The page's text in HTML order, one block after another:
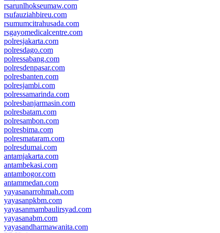
rsarunlhokseumaw.com
rsufauziahbireu.com
rsumumcitrahusada.com
rsgayomedicalcentre.com
polresjakarta.com
polresdago.com
polressabang.com
polresdenpasar.com
polresbanten.com
polresjambi.com
polressamarinda.com
polresbanjarmasin.com
polresbatam.com
polresambon.com
polresbima.com
polresmataram.com
polresdumai.com
antamjakarta.com
antambekasi.com
antambogor.com
antammedan.com
yayasanarrohmah.com
yayasanpkbm.com
yayasanmambaulirsyad.com
yayasanabm.com
yayasandharmawanita.com